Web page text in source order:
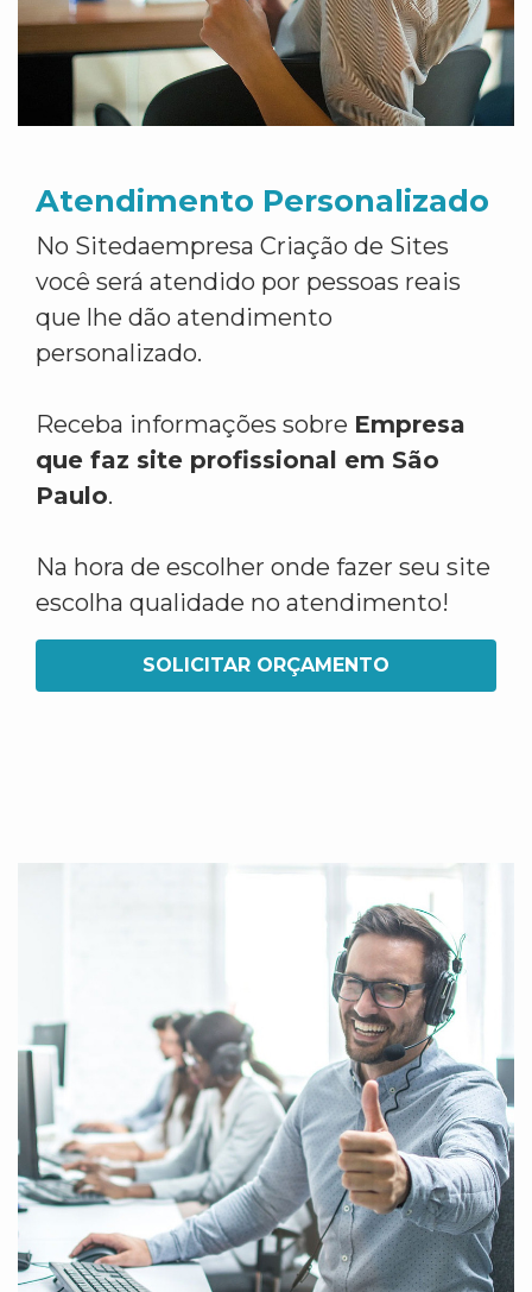
Atendimento Personalizado
No Sitedaempresa Criação de Sites
você será atendido por pessoas reais
que lhe dão atendimento
personalizado.
Receba informações sobre Empresa
que faz site profissional em São
Paulo.
Na hora de escolher onde fazer seu site
escolha qualidade no atendimento!
SOLICITAR ORÇAMENTO